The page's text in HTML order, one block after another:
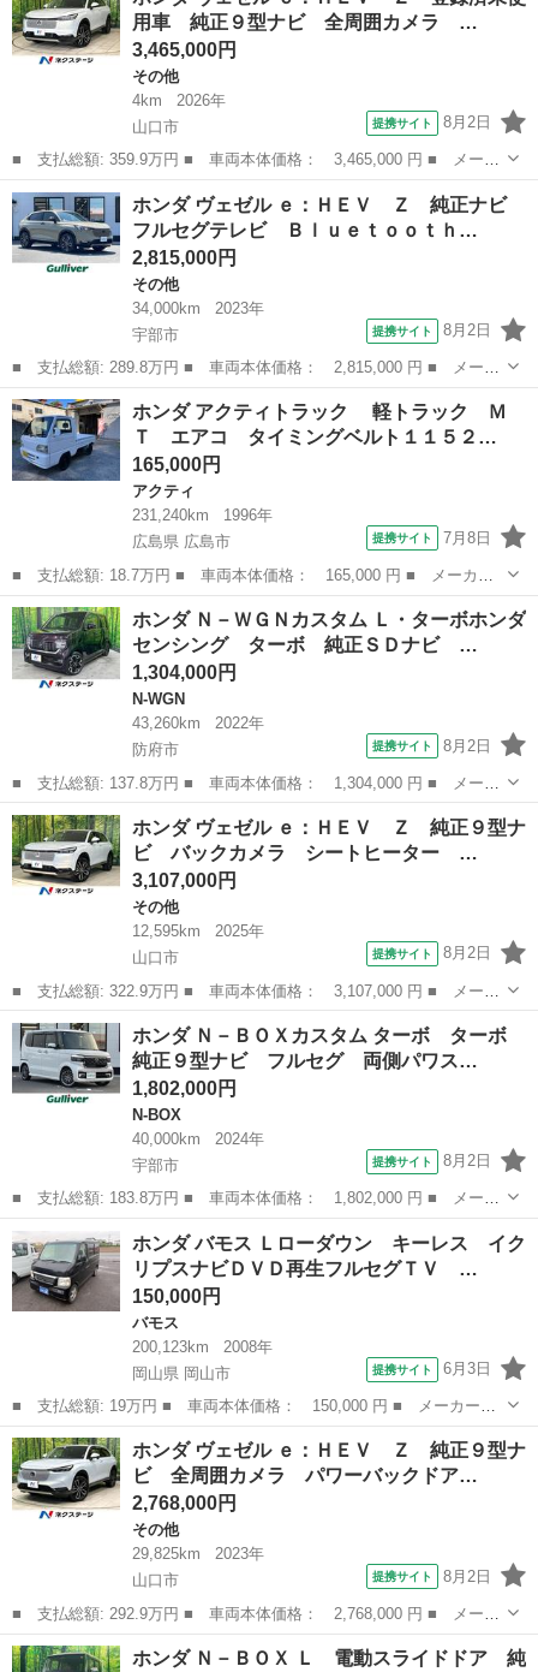
5D ■...
用車 純正９型ナビ 全周囲カメラ …
3,465,000円
その他
4km
2026年
山口市
提携サイト 8月2日
■ 支払総額: 359.9万円 ■ 車両本体価格： 3,465,000 円 ■ メーカ
ー名： ホンダ ■ 車種名： ヴェゼル ■ グレード名： ｅ：ＨＥ
Ｖ Ｚ 登録済未使用車 純正９型ナビ 全周囲カメラ パワーバッ
クドア ...
山口 山口市 その他
ホンダ ヴェゼル ｅ：ＨＥＶ Ｚ 純正ナビ
フルセグテレビ Ｂｌｕｅｔｏｏｔｈ…
2,815,000円
その他
34,000km
2023年
宇部市
提携サイト 8月2日
■ 支払総額: 289.8万円 ■ 車両本体価格： 2,815,000 円 ■ メーカ
ー名： ホンダ ■ 車種名： ヴェゼル ■ グレード名： ｅ：ＨＥ
Ｖ Ｚ 純正ナビ フルセグテレビ Ｂｌｕｅｔｏｏｔｈ バックカ
メラ ホ...
山口 宇部市 その他
ホンダ アクティトラック 軽トラック Ｍ
Ｔ エアコ タイミングベルト１１５２…
165,000円
アクティ
231,240km
1996年
広島県 広島市
提携サイト 7月8日
■ 支払総額: 18.7万円 ■ 車両本体価格： 165,000 円 ■ メーカー
名： ホンダ ■ 車種名： アクティトラック ■ グレード名：
軽トラック ＭＴ エアコ タイミングベルト１１５２７５ｋｍ交
換・２１２７７...
広島 広島市 アクティ
ホンダ Ｎ－ＷＧＮカスタム Ｌ・ターボホンダ
センシング ターボ 純正ＳＤナビ …
1,304,000円
N-WGN
43,260km
2022年
防府市
提携サイト 8月2日
■ 支払総額: 137.8万円 ■ 車両本体価格： 1,304,000 円 ■ メーカ
ー名： ホンダ ■ 車種名： Ｎ－ＷＧＮカスタム ■ グレード
名： Ｌ・ターボホンダセンシング ターボ 純正ＳＤナビ バック
カメラ 衝突...
山口 防府市 N-WGN
ホンダ ヴェゼル ｅ：ＨＥＶ Ｚ 純正９型ナ
ビ バックカメラ シートヒーター …
3,107,000円
その他
12,595km
2025年
山口市
提携サイト 8月2日
■ 支払総額: 322.9万円 ■ 車両本体価格： 3,107,000 円 ■ メーカ
ー名： ホンダ ■ 車種名： ヴェゼル ■ グレード名： ｅ：ＨＥ
Ｖ Ｚ 純正９型ナビ バックカメラ シートヒーター ハーフレザ
ーシート...
山口 山口市 その他
ホンダ Ｎ－ＢＯＸカスタム ターボ ターボ
純正９型ナビ フルセグ 両側パワス…
1,802,000円
N-BOX
40,000km
2024年
宇部市
提携サイト 8月2日
■ 支払総額: 183.8万円 ■ 車両本体価格： 1,802,000 円 ■ メーカ
ー名： ホンダ ■ 車種名： Ｎ－ＢＯＸカスタム ■ グレード
名： ターボ ターボ 純正９型ナビ フルセグ 両側パワスラ バ
ックカメラ ...
宇部市 N-BOX
ホンダ バモス Ｌローダウン キーレス イク
リプスナビＤＶＤ再生フルセグＴＶ …
150,000円
バモス
200,123km
2008年
岡山県 岡山市
提携サイト 6月3日
■ 支払総額: 19万円 ■ 車両本体価格： 150,000 円 ■ メーカー
名： ホンダ ■ 車種名： バモス ■ グレード名： Ｌローダウ
ン キーレス イクリプスナビＤＶＤ再生フルセグＴＶ ＥＴＣ 純
正アルミ Ｗエアバ...
岡山 岡山市 バモス
ホンダ ヴェゼル ｅ：ＨＥＶ Ｚ 純正９型ナ
ビ 全周囲カメラ パワーバックドア…
2,768,000円
その他
29,825km
2023年
山口市
提携サイト 8月2日
■ 支払総額: 292.9万円 ■ 車両本体価格： 2,768,000 円 ■ メーカ
ー名： ホンダ ■ 車種名： ヴェゼル ■ グレード名： ｅ：ＨＥ
Ｖ Ｚ 純正９型ナビ 全周囲カメラ パワーバックドア シートヒ
山口 山口市 その他
ホンダ Ｎ－ＢＯＸ Ｌ 電動スライドドア 純